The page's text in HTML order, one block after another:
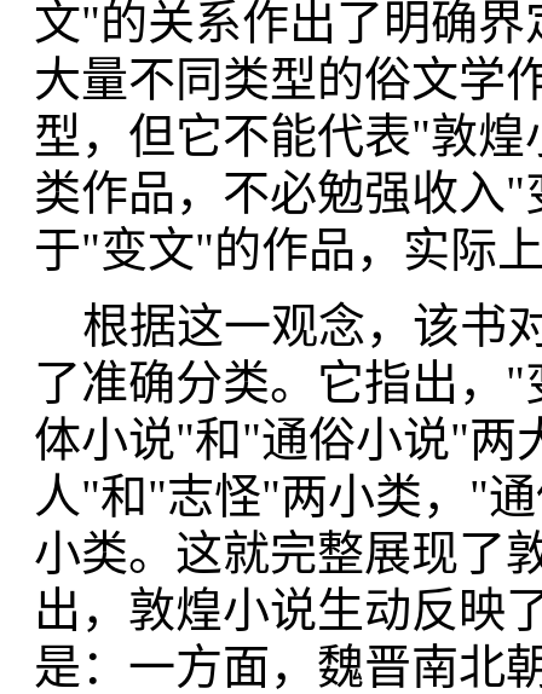
文"的关系作出了明确
大量不同类型的俗文学
型，但它不能代表"敦
类作品，不必勉强收入
于"变文"的作品，实际
根据这一观念，该书
了准确分类。它指出，
体小说"和"通俗小说"两
人"和"志怪"两小类，"
小类。这就完整展现了
出，敦煌小说生动反映
是：一方面，魏晋南北